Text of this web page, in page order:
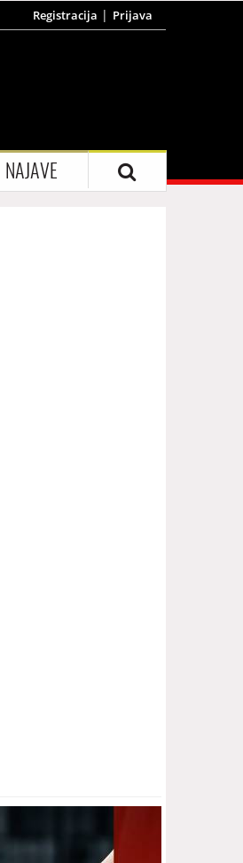
Registracija Prijava
NAJAVE